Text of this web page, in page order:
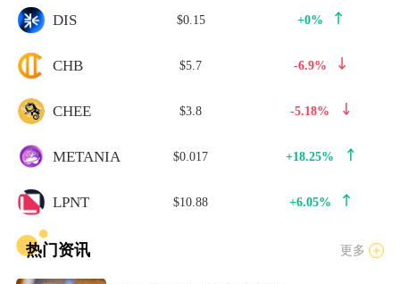
DIS $0.15 +0%
CHB $5.7 -6.9%
CHEE $3.8 -5.18%
METANIA $0.017 +18.25%
LPNT $10.88 +6.05%
热门资讯 更多